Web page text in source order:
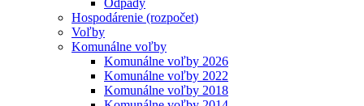
Odpady
Hospodárenie (rozpočet)
Voľby
Komunálne voľby
Komunálne voľby 2026
Komunálne voľby 2022
Komunálne voľby 2018